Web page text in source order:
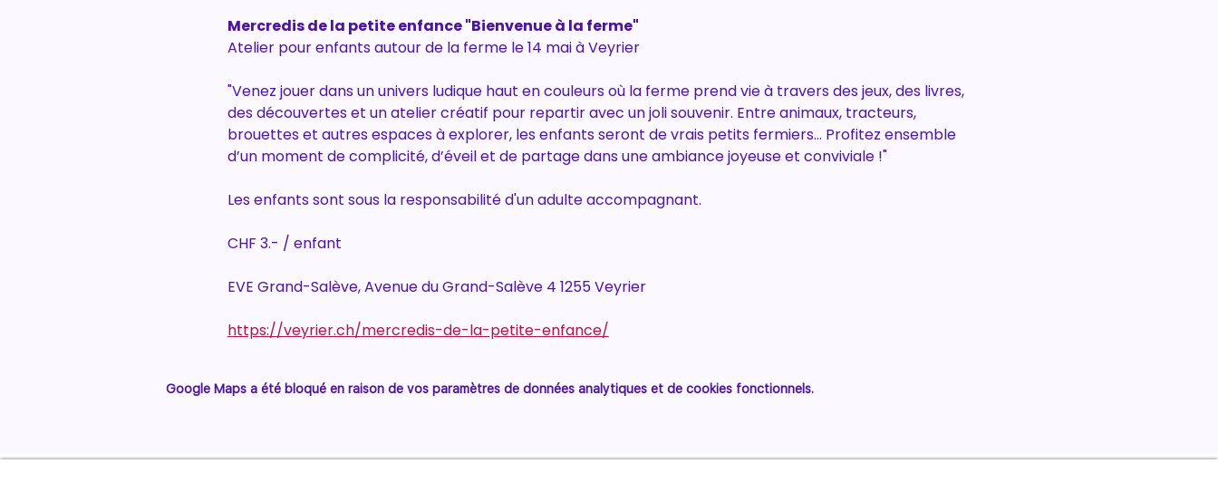
Mercredis de la petite enfance "Bienvenue à la ferme"
Atelier pour enfants autour de la ferme le 14 mai à Veyrier
"Venez jouer dans un univers ludique haut en couleurs où la ferme prend vie à travers des jeux, des livres,
des découvertes et un atelier créatif pour repartir avec un joli souvenir. Entre animaux, tracteurs,
brouettes et autres espaces à explorer, les enfants seront de vrais petits fermiers… Profitez ensemble
d’un moment de complicité, d’éveil et de partage dans une ambiance joyeuse et conviviale !"
Les enfants sont sous la responsabilité d'un adulte accompagnant.
CHF 3.- / enfant
EVE Grand-Salève, Avenue du Grand-Salève 4 1255 Veyrier
https://veyrier.ch/mercredis-de-la-petite-enfance/
Google Maps a été bloqué en raison de vos paramètres de données analytiques et de cookies fonctionnels.